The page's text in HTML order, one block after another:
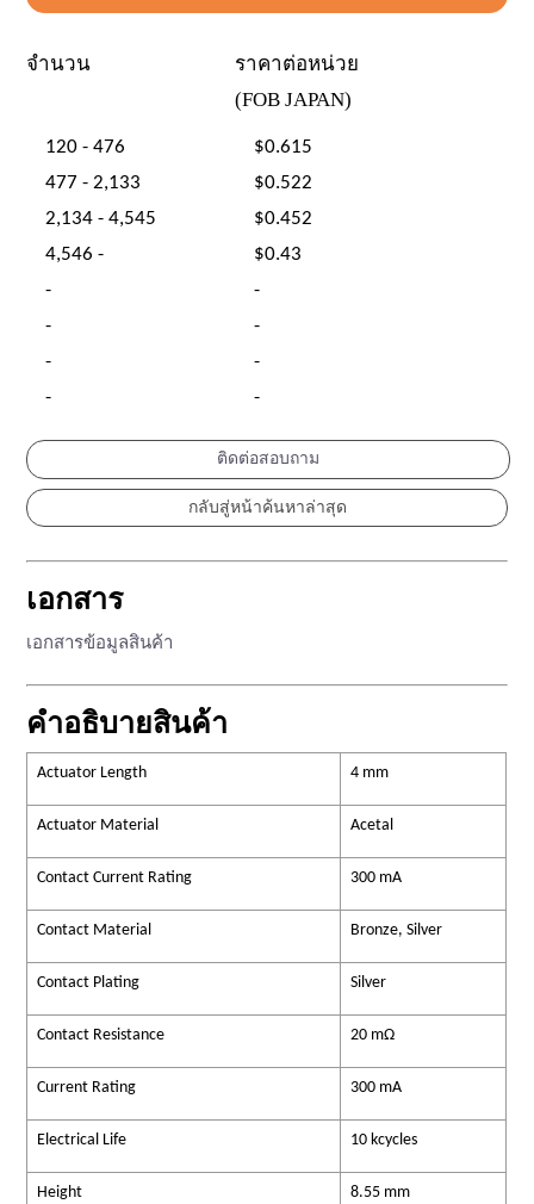
จำนวน
ราคาต่อหน่วย
(FOB JAPAN)
120 - 476
$0.615
477 - 2,133
$0.522
2,134 - 4,545
$0.452
4,546 -
$0.43
-
-
-
-
-
-
-
-
ติดต่อสอบถาม
เอกสาร
เอกสารข้อมูลสินค้า
คำอธิบายสินค้า
Actuator Length 4 mm
Actuator Material Acetal
Contact Current Rating 300 mA
Contact Material Bronze, Silver
Contact Plating Silver
Contact Resistance 20 mΩ
Current Rating 300 mA
Electrical Life 10 kcycles
Height 8.55 mm